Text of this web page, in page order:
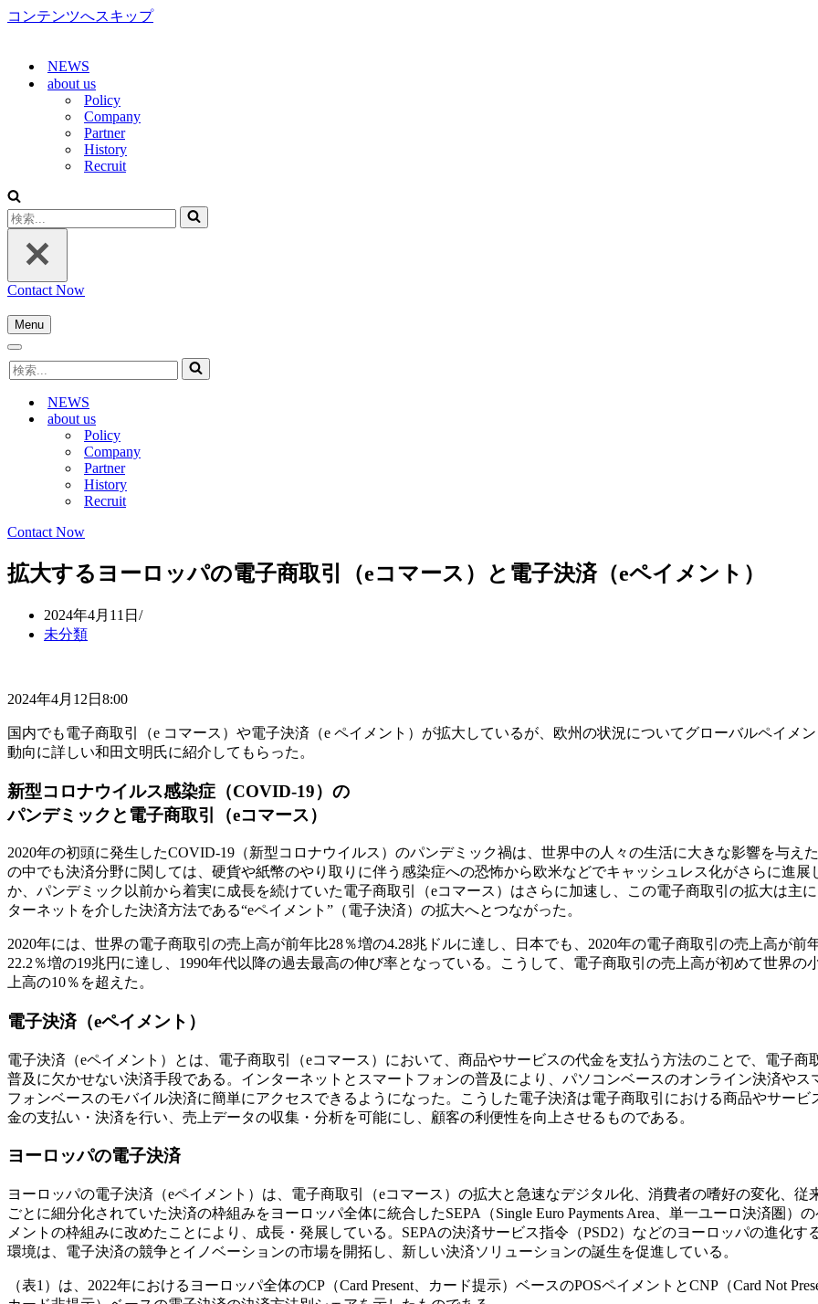
コンテンツへスキップ
NEWS
about us
Policy
Company
Partner
History
Recruit
検
索...
Contact Now
Menu
ナ
ゲ
シ
ョ
ナ
ビ
検
索...
NEWS
about us
Policy
Company
Partner
History
Recruit
Contact Now
拡大するヨーロッパの電子商取引（eコマース）と電子決済（eペイメント）
2024年4月11日
未分類
2024年4月12日8:00
国内でも電子商取引（e コマース）や電子決済（e ペイメント）が拡大しているが、欧州の状況についてグローバルペイメ
動向に詳しい和田文明氏に紹介してもらった。
新型コロナウイルス感染症（COVID-19）の
パンデミックと電子商取引（eコマース）
2020年の初頭に発生したCOVID-19（新型コロナウイルス）のパンデミック禍は、世界中の人々の生活に大きな影響を与え
の中でも決済分野に関しては、硬貨や紙幣のやり取りに伴う感染症への恐怖から欧米などでキャッシュレス化がさらに進展
か、パンデミック以前から着実に成長を続けていた電子商取引（eコマース）はさらに加速し、この電子商取引の拡大は主
ターネットを介した決済方法である“eペイメント”（電子決済）の拡大へとつながった。
2020年には、世界の電子商取引の売上高が前年比28％増の4.28兆ドルに達し、日本でも、2020年の電子商取引の売上高が前
22.2％増の19兆円に達し、1990年代以降の過去最高の伸び率となっている。こうして、電子商取引の売上高が初めて世界の
上高の10％を超えた。
電子決済（eペイメント）
電子決済（eペイメント）とは、電子商取引（eコマース）において、商品やサービスの代金を支払う方法のことで、電子商
普及に欠かせない決済手段である。インターネットとスマートフォンの普及により、パソコンベースのオンライン決済やス
フォンベースのモバイル決済に簡単にアクセスできるようになった。こうした電子決済は電子商取引における商品やサービ
金の支払い・決済を行い、売上データの収集・分析を可能にし、顧客の利便性を向上させるものである。
ヨーロッパの電子決済
ヨーロッパの電子決済（eペイメント）は、電子商取引（eコマース）の拡大と急速なデジタル化、消費者の嗜好の変化、従
ごとに細分化されていた決済の枠組みをヨーロッパ全体に統合したSEPA（Single Euro Payments Area、単一ユーロ決済圏）
メントの枠組みに改めたことにより、成長・発展している。SEPAの決済サービス指令（PSD2）などのヨーロッパの進化す
環境は、電子決済の競争とイノベーションの市場を開拓し、新しい決済ソリューションの誕生を促進している。
（表1）は、2022年におけるヨーロッパ全体のCP（Card Present、カード提示）ベースのPOSペイメントとCNP（Card Not